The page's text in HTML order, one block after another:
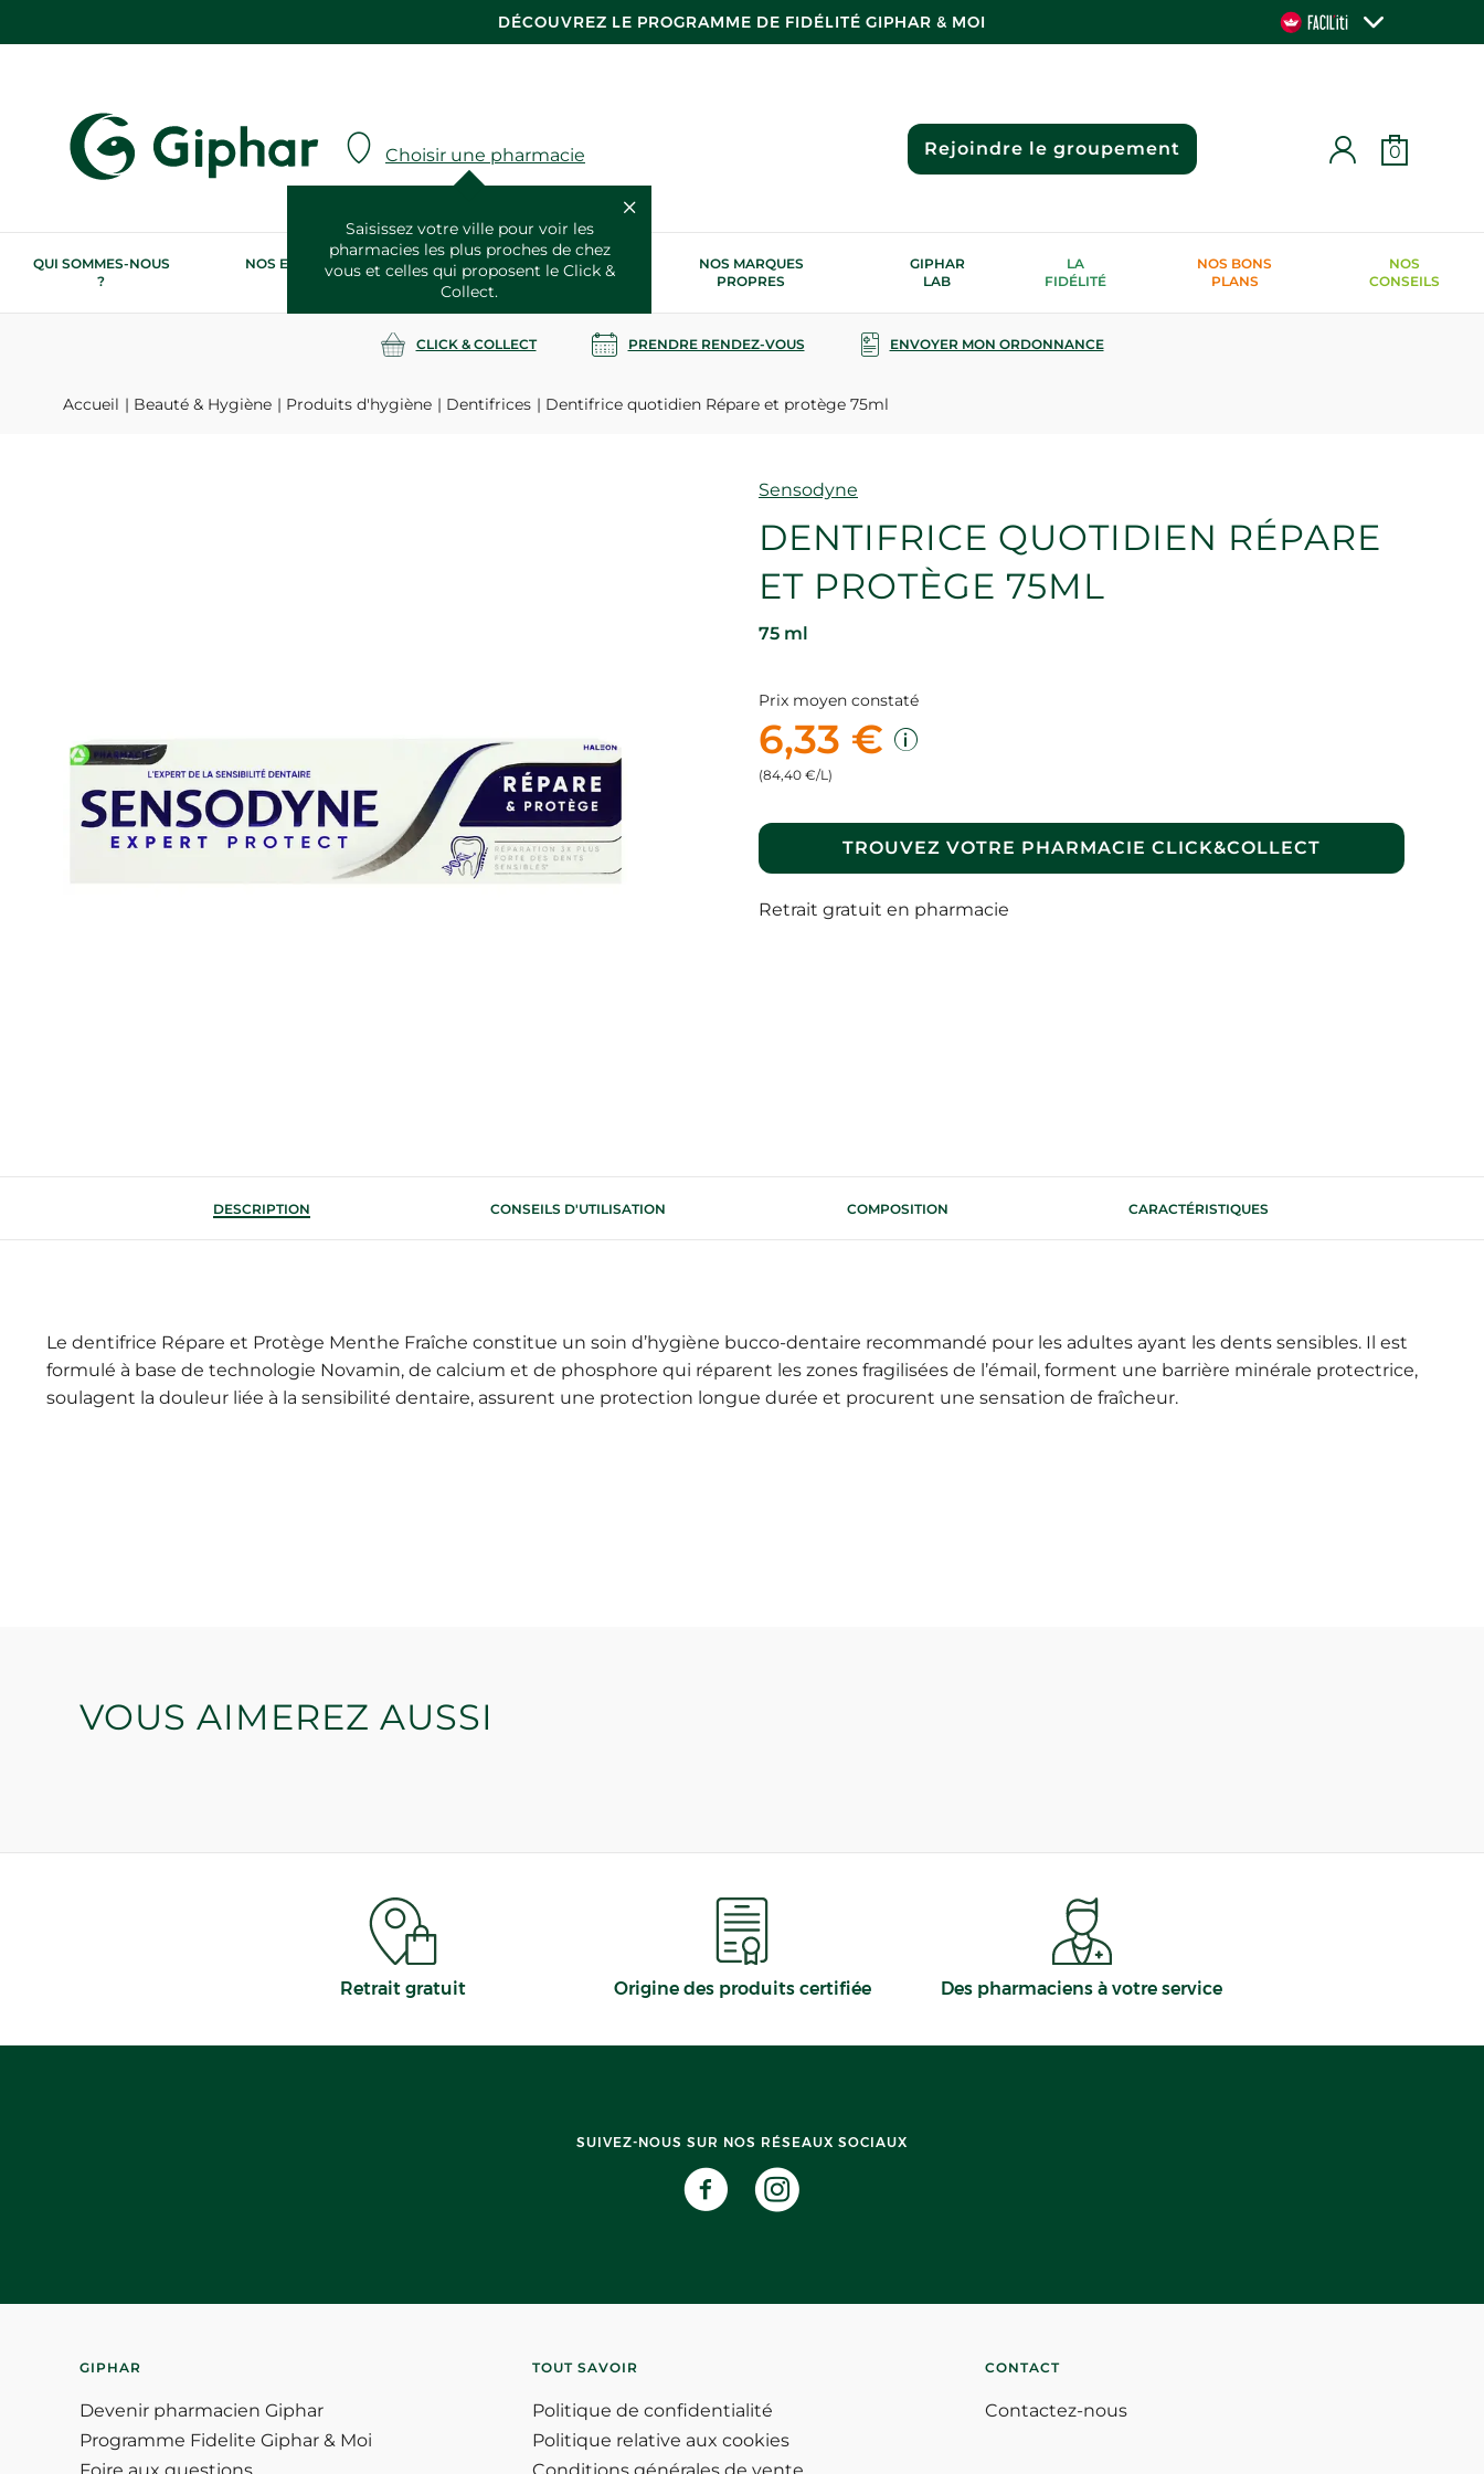
DÉCOUVREZ LE PROGRAMME DE FIDÉLITÉ GIPHAR & MOI
Choisir une pharmacie
Saisissez votre ville pour voir les
pharmacies les plus proches de chez
vous et celles qui proposent le Click &
Collect.
Rejoindre le groupement 0
QUI SOMMES-NOUS
?
NOS ENGAGEMENTS
RSE
NOS SERVICES
SANTÉ
NOS MARQUES
PROPRES
GIPHAR
LAB
LA
FIDÉLITÉ
NOS BONS
PLANS
NOS
CONSEILS
CLICK & COLLECT PRENDRE RENDEZ-VOUS ENVOYER MON ORDONNANCE
Accueil Beauté & Hygiène Produits d'hygiène Dentifrices Dentifrice quotidien Répare et protège 75ml
Marque
Sensodyne
DENTIFRICE QUOTIDIEN RÉPARE
ET PROTÈGE 75ML
75 ml
Prix moyen constaté
6,33 €
(84,40 €/L)
TROUVEZ VOTRE PHARMACIE CLICK&COLLECT
Retrait gratuit en pharmacie
DESCRIPTION CONSEILS D'UTILISATION COMPOSITION CARACTÉRISTIQUES
Le dentifrice Répare et Protège Menthe Fraîche constitue un soin d’hygiène bucco-dentaire recommandé pour les adultes ayant les dents sensibles. Il est
formulé à base de technologie Novamin, de calcium et de phosphore qui réparent les zones fragilisées de l’émail, forment une barrière minérale protectrice,
soulagent la douleur liée à la sensibilité dentaire, assurent une protection longue durée et procurent une sensation de fraîcheur.
VOUS AIMEREZ AUSSI
Retrait gratuit Origine des produits certifiée Des pharmaciens à votre service
SUIVEZ-NOUS SUR NOS RÉSEAUX SOCIAUX
GIPHAR
Devenir pharmacien Giphar
Programme Fidelite Giphar & Moi
Foire aux questions
TOUT SAVOIR
Politique de confidentialité
Politique relative aux cookies
Conditions générales de vente
CONTACT
Contactez-nous